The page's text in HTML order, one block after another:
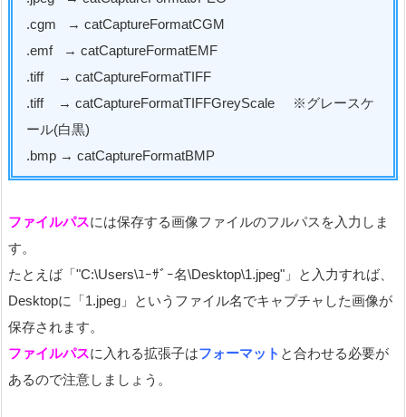
.cgm → catCaptureFormatCGM
.emf → catCaptureFormatEMF
.tiff → catCaptureFormatTIFF
.tiff → catCaptureFormatTIFFGreyScale ※グレースケ
ール(白黒)
.bmp → catCaptureFormatBMP
ファイルパスには保存する画像ファイルのフルパスを入力しま
す。
たとえば「"C:\Users\ﾕｰｻﾞｰ名\Desktop\1.jpeg"」と入力すれば、
Desktopに「1.jpeg」というファイル名でキャプチャした画像が
保存されます。
ファイルパスに入れる拡張子はフォーマット と合わせる必要が
あるので注意しましょう。